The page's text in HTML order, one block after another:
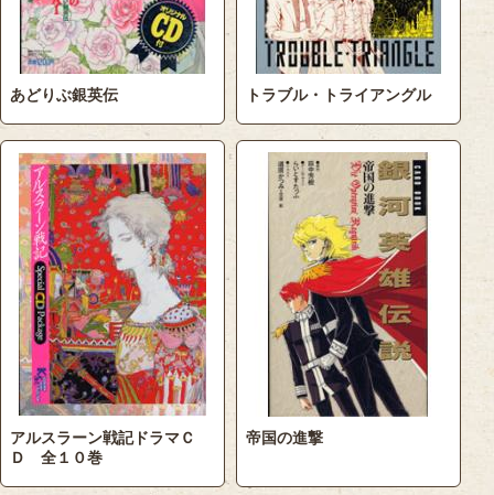
あどりぶ銀英伝 トラブル・トライアングル
アルスラーン戦記ドラマＣ
Ｄ 全１０巻
帝国の進撃